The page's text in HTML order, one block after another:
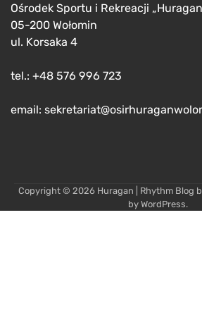
Ośrodek Sportu i Rekreacji
05-200 Wołomin
ul. Korsaka 4
tel.: +48 576 996 723
email:
Copyright © 2026 Huragan | Rhythm Blog
by WordPress.